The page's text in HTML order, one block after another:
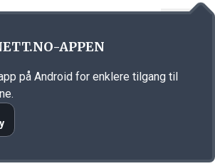
APPEN
på Android for enklere tilgang til